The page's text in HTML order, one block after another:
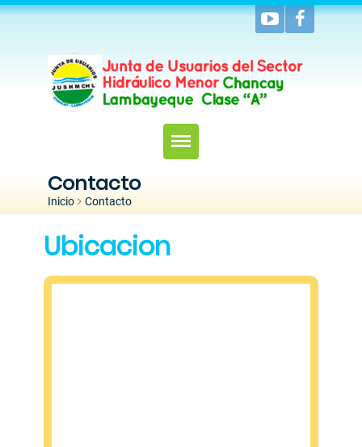
Inicio
Nosotros
Noticias
Galeria
Contacto
Inicio > Contacto
Ubicacion